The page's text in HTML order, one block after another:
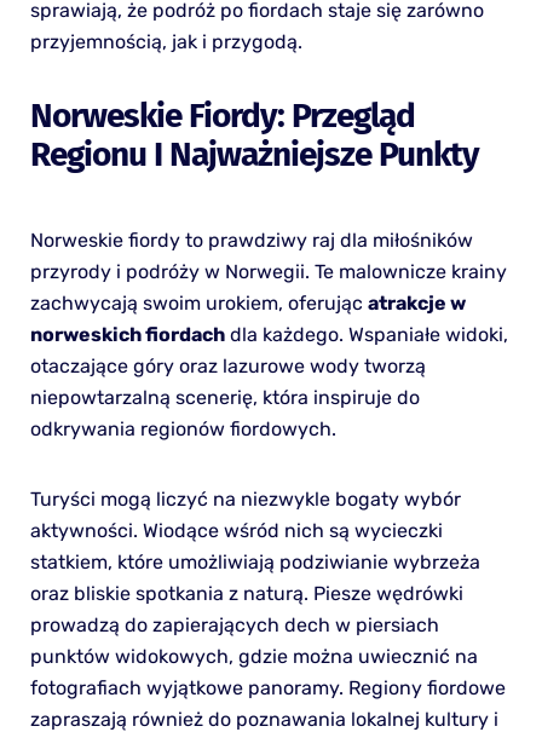
sprawiają, że podróż po fiordach staje się zarówno
przyjemnością, jak i przygodą.
Norweskie Fiordy: Przegląd
Regionu I Najważniejsze Punkty
Norweskie fiordy to prawdziwy raj dla miłośników
przyrody i podróży w Norwegii. Te malownicze krainy
zachwycają swoim urokiem, oferując atrakcje w
norweskich fiordachdla każdego. Wspaniałe widoki,
otaczające góry oraz lazurowe wody tworzą
niepowtarzalną scenerię, która inspiruje do
odkrywania regionów fiordowych.
Turyści mogą liczyć na niezwykle bogaty wybór
aktywności. Wiodące wśród nich są wycieczki
statkiem, które umożliwiają podziwianie wybrzeża
oraz bliskie spotkania z naturą. Piesze wędrówki
prowadzą do zapierających dech w piersiach
punktów widokowych, gdzie można uwiecznić na
fotografiach wyjątkowe panoramy. Regiony fiordowe
zapraszają również do poznawania lokalnej kultury i